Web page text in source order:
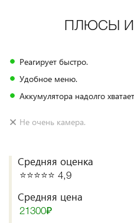
ПЛЮСЫ
Реагирует быстро.
Удобное меню.
Аккумулятора надолго
Не очень камера.
Средняя оценка
⭐️⭐️⭐️⭐️⭐️ 4,9
Средняя цена
21300₽